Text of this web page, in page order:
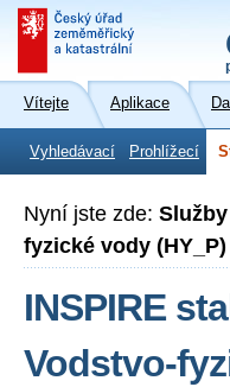
Vítejte Aplikace
Vyhledávací Prohlížecí
Nyní jste zde:
fyzické vody (HY_P)
INSPIRE
Vodstvo-